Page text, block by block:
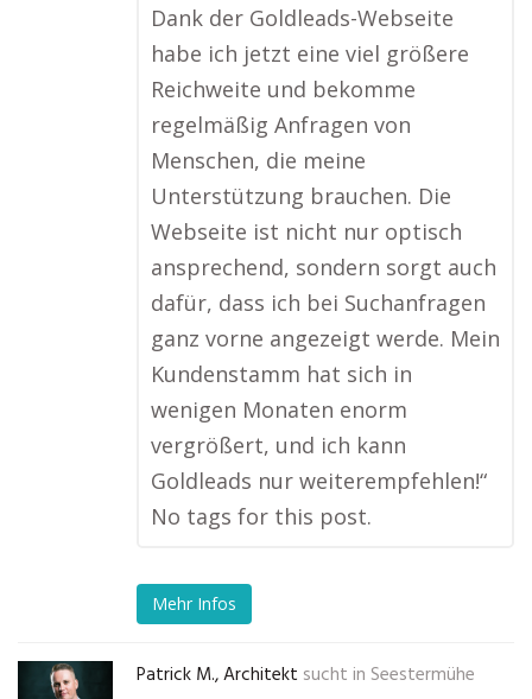
Dank der Goldleads-Webseite
habe ich jetzt eine viel größere
Reichweite und bekomme
regelmäßig Anfragen von
Menschen, die meine
Unterstützung brauchen. Die
Webseite ist nicht nur optisch
ansprechend, sondern sorgt auch
dafür, dass ich bei Suchanfragen
ganz vorne angezeigt werde. Mein
Kundenstamm hat sich in
wenigen Monaten enorm
vergrößert, und ich kann
Goldleads nur weiterempfehlen!“
No tags for this post.
Mehr Infos
Patrick M., Architekt sucht in Seestermühe